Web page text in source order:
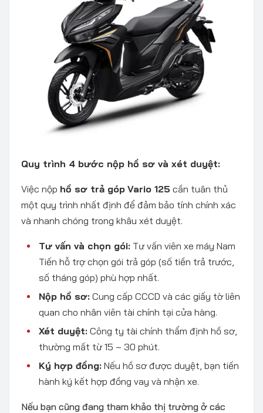
Quy trình 4 bước nộp hồ sơ và xét duyệt:
Việc nộp hồ sơ trả góp Vario 125 cần tuân thủ
một quy trình nhất định để đảm bảo tính chính xác
và nhanh chóng trong khâu xét duyệt.
Tư vấn và chọn gói: Tư vấn viên xe máy Nam
Tiến hỗ trợ chọn gói trả góp (số tiền trả trước,
số tháng góp) phù hợp nhất.
Nộp hồ sơ: Cung cấp CCCD và các giấy tờ liên
quan cho nhân viên tài chính tại cửa hàng.
Xét duyệt: Công ty tài chính thẩm định hồ sơ,
thường mất từ 15 – 30 phút.
Ký hợp đồng: Nếu hồ sơ được duyệt, bạn tiến
hành ký kết hợp đồng vay và nhận xe.
Nếu bạn cũng đang tham khảo thị trường ở các